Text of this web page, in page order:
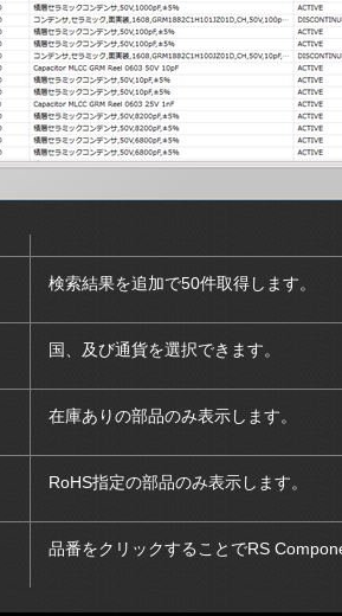
検索結果を追加で50件取得します。
国、及び通貨を選択できます。
在庫ありの部品のみ表示します。
RoHS指定の部品のみ表示します。
品番をクリックすることでRS